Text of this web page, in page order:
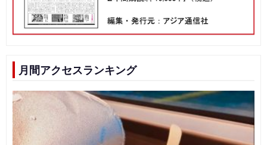
月間アクセスランキング